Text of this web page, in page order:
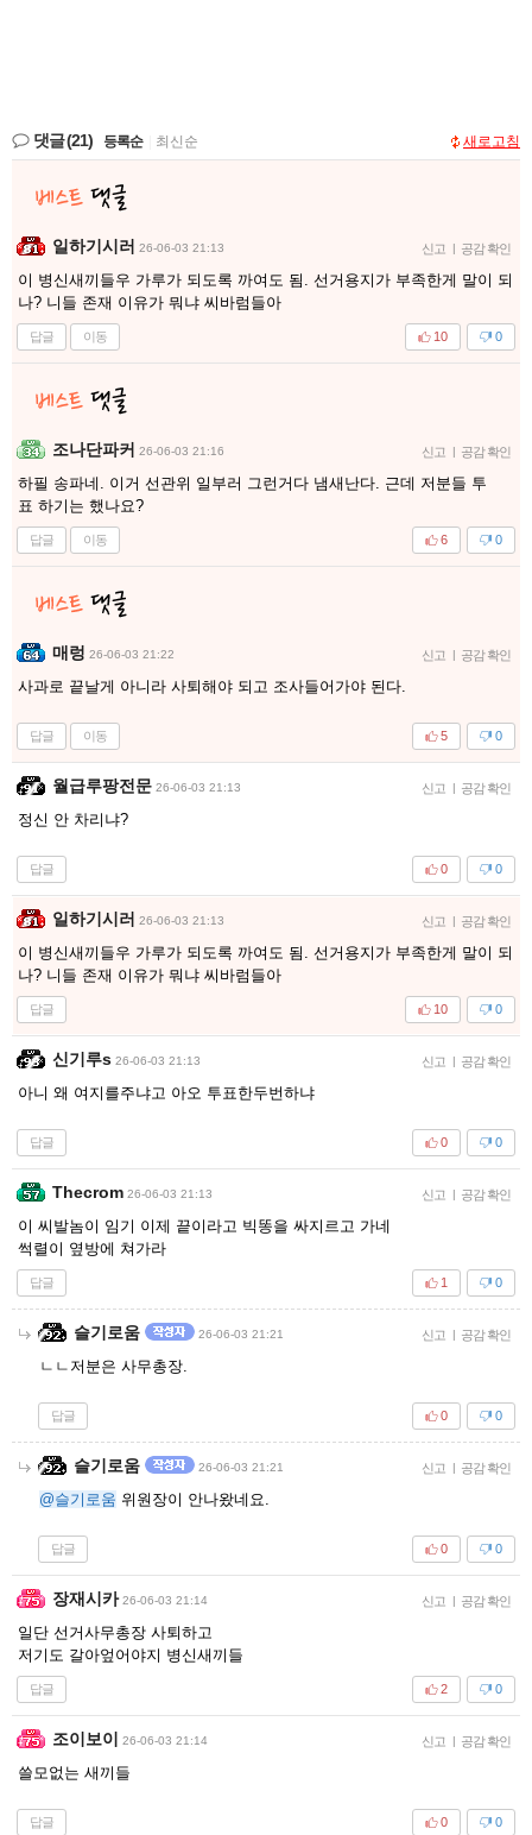
댓글(21) 등록순 최신순 새로고침
일하기시러 26-06-03 21:13 신고 | 공감 확인
이 병신새끼들우 가루가 되도록 까여도 됨. 선거용지가 부족한게 말이 되
나? 니들 존재 이유가 뭐냐 씨바럼들아
답글 이동 0
10
조나단파커 26-06-03 21:16 신고 | 공감 확인
하필 송파네. 이거 선관위 일부러 그런거다 냄새난다. 근데 저분들 투
표 하기는 했나요?
답글 이동 0
6
매렁 26-06-03 21:22 신고 | 공감 확인
사과로 끝날게 아니라 사퇴해야 되고 조사들어가야 된다.
답글 이동 0
5
월급루팡전문 26-06-03 21:13 신고 | 공감 확인
정신 안 차리냐?
답글 0
0
일하기시러 26-06-03 21:13 신고 | 공감 확인
이 병신새끼들우 가루가 되도록 까여도 됨. 선거용지가 부족한게 말이 되
나? 니들 존재 이유가 뭐냐 씨바럼들아
답글 0
10
신기루s 26-06-03 21:13 신고 | 공감 확인
아니 왜 여지를주냐고 아오 투표한두번하냐
답글 0
0
Thecrom 26-06-03 21:13 신고 | 공감 확인
이 씨발놈이 임기 이제 끝이라고 빅똥을 싸지르고 가네
썩렬이 옆방에 쳐가라
답글 0
1
슬기로움 26-06-03 21:21 신고 | 공감 확인
ㄴㄴ저분은 사무총장.
답글 0
0
슬기로움 26-06-03 21:21 신고 | 공감 확인
@슬기로움 위원장이 안나왔네요.
답글 0
0
장재시카 26-06-03 21:14 신고 | 공감 확인
일단 선거사무총장 사퇴하고
저기도 갈아엎어야지 병신새끼들
답글 0
2
조이보이 26-06-03 21:14 신고 | 공감 확인
쓸모없는 새끼들
답글 0
0